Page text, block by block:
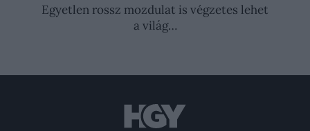
Egyetlen rossz mozdulat is végzetes lehet
a világ…